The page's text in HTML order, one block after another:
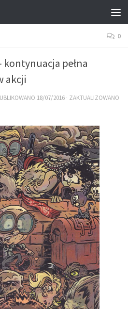
0
kontynuacja pełna
akcji
18/07/2016 · ZAKTUALIZOWANO